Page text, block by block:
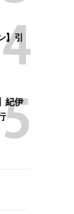
】引
紀伊